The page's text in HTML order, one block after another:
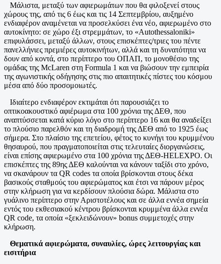
Μάλιστα, μεταξύ των αφιερωμάτων που θα φιλοξενεί στους
χώρους της, από τις 6 έως και τις 14 Σεπτεμβρίου, αυξημένο
ενδιαφέρον αναμένεται να προσελκύσει ένα νέο, αφιερωμένο στο
αυτοκίνητο: σε χώρο έξι στρεμμάτων, το «Autothessaloniki»
επιφυλάσσει, μεταξύ άλλων, στους επισκέπτες/τριες του πέντε
πανελλήνιες πρεμιέρες αυτοκινήτων, αλλά και τη δυνατότητα να
δουν από κοντά, στο περίπτερο του ΟΠΑΠ, το μονοθέσιο της
ομάδας της McLaren στη Formula 1 και να βιώσουν την εμπειρία
της αγωνιστικής οδήγησης στις πιο απαιτητικές πίστες του κόσμου
μέσα από δύο προσομοιωτές.
Ιδιαίτερο ενδιαφέρον εκτιμάται ότι παρουσιάζει το
οπτικοακουστικό αφιέρωμα στα 100 χρόνια της ΔΕΘ, που
αναπτύσσεται κατά κύριο λόγο στο περίπτερο 16 και θα αναδείξει
το πλούσιο παρελθόν και τη διαδρομή της ΔΕΘ από το 1925 έως
σήμερα. Στο πλαίσιο της επετείου, φέτος το κυνήγι του κρυμμένου
θησαυρού, που πραγματοποιείται στις τελευταίες διοργανώσεις,
είναι επίσης αφιερωμένο στα 100 χρόνια της ΔΕΘ-HELEXPO. Οι
επισκέπτες της 89ης ΔΕΘ καλούνται να κάνουν ταξίδι στο χρόνο,
να σκανάρουν τα QR codes τα οποία βρίσκονται στους δέκα
βασικούς σταθμούς του αφιερώματος και έτσι να πάρουν μέρος
στην κλήρωση για να κερδίσουν πλούσια δώρα. Μάλιστα στο
γυάλινο περίπτερο στην Αριστοτέλους και σε άλλα εννέα σημεία
εντός του εκθεσιακού κέντρου βρίσκονται κρυμμένα άλλα εννέα
QR code, τα οποία «ξεκλειδώνουν» bonus συμμετοχές στην
κλήρωση.
Θεματικά αφιερώματα, συναυλίες, ώρες λειτουργίας και
εισιτήρια